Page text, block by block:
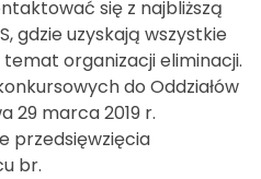
się z najbliższą
gdzie uzyskają wszystkie
organizacji eliminacji.
do Oddziałów
29 marca 2019 r.
przedsięwzięcia
br.